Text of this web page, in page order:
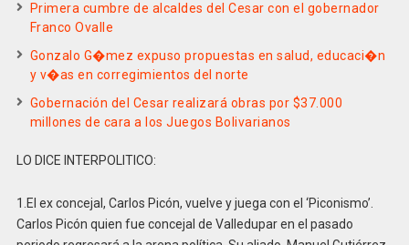
Primera cumbre de alcaldes del Cesar con el gobernador
Franco Ovalle
Gonzalo G�mez expuso propuestas en salud, educaci�n
y v�as en corregimientos del norte
Gobernación del Cesar realizará obras por $37.000
millones de cara a los Juegos Bolivarianos
LO DICE INTERPOLITICO:
1.El ex concejal, Carlos Picón, vuelve y juega con el ‘Piconismo’.
Carlos Picón quien fue concejal de Valledupar en el pasado